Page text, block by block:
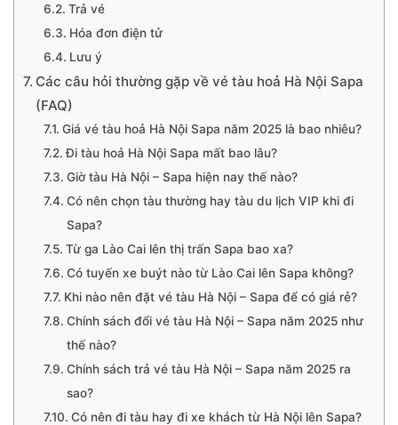
Trả vé
Hóa đơn điện tử
Lưu ý
Các câu hỏi thường gặp về vé tàu hoả Hà Nội Sapa
(FAQ)
Giá vé tàu hoả Hà Nội Sapa năm 2025 là bao nhiêu?
Đi tàu hoả Hà Nội Sapa mất bao lâu?
Giờ tàu Hà Nội – Sapa hiện nay thế nào?
Có nên chọn tàu thường hay tàu du lịch VIP khi đi
Sapa?
Từ ga Lào Cai lên thị trấn Sapa bao xa?
Có tuyến xe buýt nào từ Lào Cai lên Sapa không?
Khi nào nên đặt vé tàu Hà Nội – Sapa để có giá rẻ?
Chính sách đổi vé tàu Hà Nội – Sapa năm 2025 như
thế nào?
Chính sách trả vé tàu Hà Nội – Sapa năm 2025 ra
sao?
Có nên đi tàu hay đi xe khách từ Hà Nội lên Sapa?